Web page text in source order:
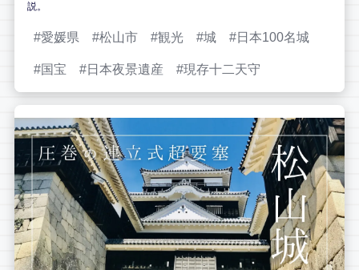
説。
愛媛県 松山市 観光 城 日本100名城
国宝 日本夜景遺産 現存十二天守